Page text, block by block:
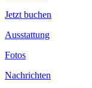
Jetzt buchen
Ausstattung
Fotos
Nachrichten